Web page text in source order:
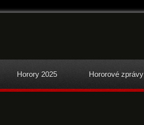
Horory 2025 Hororové zprávy